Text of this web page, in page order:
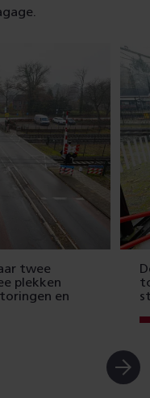
twee
plekken
en